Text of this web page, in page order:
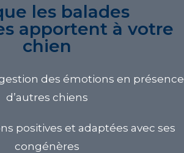
les balades
apportent à votre
chien
des émotions en présence
d’autres chiens
positives et adaptées avec ses
congénères